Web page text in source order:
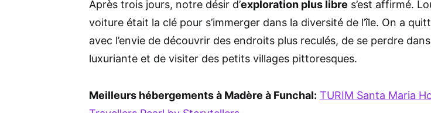
Après trois jours, notre désir d’exploration plus libre s’est affirmé.
voiture était la clé pour s’immerger dans la diversité de l’île. On a
avec l’envie de découvrir des endroits plus reculés, de se perdre
luxuriante et de visiter des petits villages pittoresques.
Meilleurs hébergements à Madère à Funchal: TURIM Santa Maria